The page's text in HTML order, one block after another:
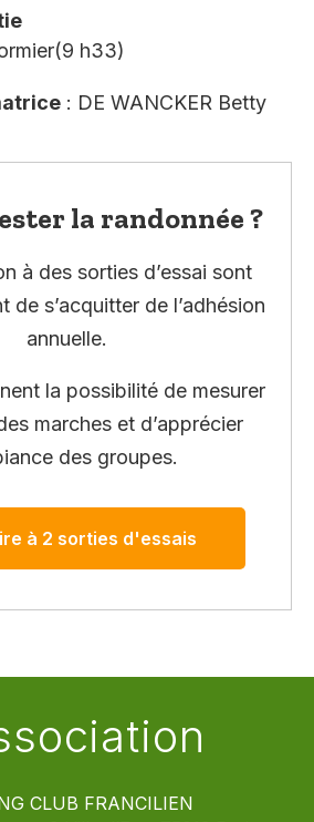
h33)
: DE WANCKER Betty
la randonnée ?
à des sorties d’essai sont
de s’acquitter de l’adhésion
annuelle.
la possibilité de mesurer
marches et d’apprécier
des groupes.
à 2 sorties d'essais
CLUB FRANCILIEN